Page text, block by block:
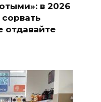
в 2026
отдавайте